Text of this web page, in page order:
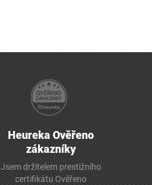
Heureka Ověřeno
zákazníky
Jsem držitelem prestižního
certifikátu Ověřeno